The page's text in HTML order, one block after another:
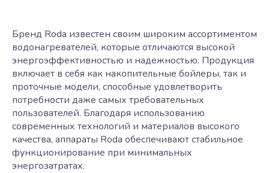
Бренд Roda известен своим широким ассортиментом
водонагревателей, которые отличаются высокой
энергоэффективностью и надежностью. Продукция
включает в себя как накопительные бойлеры, так и
проточные модели, способные удовлетворить
потребности даже самых требовательных
пользователей. Благодаря использованию
современных технологий и материалов высокого
качества, аппараты Roda обеспечивают стабильное
функционирование при минимальных
энергозатратах.